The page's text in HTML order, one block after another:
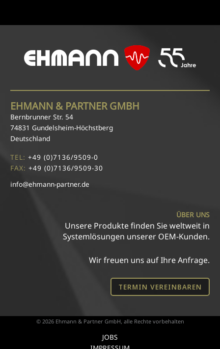
EHMANN & PARTNER GMBH
Bernbrunner Str. 54
74831 Gundelsheim-Höchstberg
Deutschland
TEL: +49 (0)7136/9509-0
FAX: +49 (0)7136/9509-30
info@ehmann-partner.de
ÜBER UNS
Unsere Produkte finden Sie weltweit in
Systemlösungen unserer OEM-Kunden.
Wir freuen uns auf Ihre Anfrage.
TERMIN VEREINBAREN
© 2026 Ehmann & Partner GmbH, alle Rechte vorbehalten
JOBS